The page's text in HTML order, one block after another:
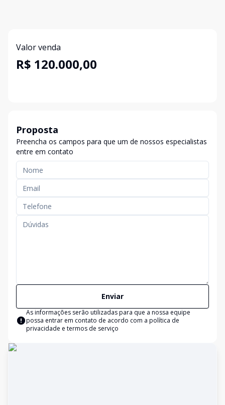
Valor venda
R$ 120.000,00
Proposta
Preencha os campos para que um de nossos especialistas
entre em contato
Enviar
As informações serão utilizadas para que a nossa equipe
possa entrar em contato de acordo com a política de
privacidade e termos de serviço